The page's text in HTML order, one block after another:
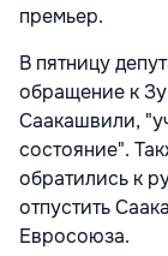
премьер.
В пятницу
обращение к
Саакашвили,
состояние".
обратились к
отпустить
Евросоюза.